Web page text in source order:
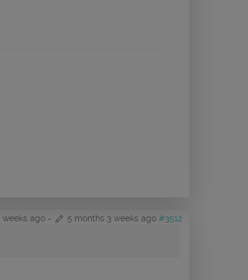
weeks ago- 5 months 3 weeks ago #3512